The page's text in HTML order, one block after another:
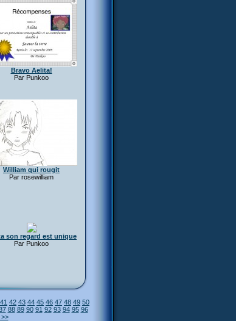
Bravo Aelita!
Par Punkoo
William qui rougit
Par rosewilliam
son regard est unique
Par Punkoo
41 42 43 44 45 46 47 48 49 50
88 89 90 91 92 93 94 95 96